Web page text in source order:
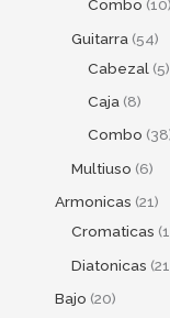
Combo 10
Guitarra 54
Cabezal 5
Caja 8
Combo 38
Multiuso 6
Armonicas 21
Cromaticas 1
Diatonicas 21
Bajo 20